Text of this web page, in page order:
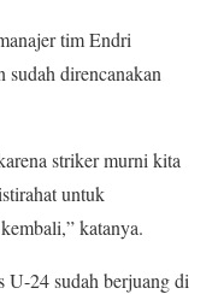
tim Endri
sudah direncanakan
striker murni kita
untuk
katanya.
U-24 sudah berjuang di